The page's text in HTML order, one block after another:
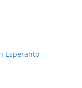
Esperanto